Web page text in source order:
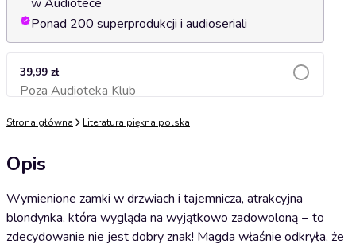
Ponad 200 superprodukcji i audioseriali
39,99 zł
Poza Audioteka KlubDodaj do koszyka
Strona główna Literatura piękna polska
Opis
Wymienione zamki w drzwiach i tajemnicza, atrakcyjna
blondynka, która wygląda na wyjątkowo zadowoloną − to
zdecydowanie nie jest dobry znak! Magda właśnie odkryła, że